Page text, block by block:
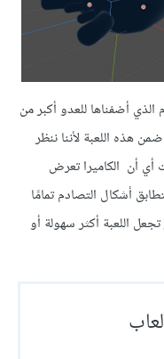
أضفناها للعدو أكبر من
هذه اللعبة لأننا ننظر
أي أن الكاميرا تعرض
أشكال التصادم تمامًا
اللعبة أكثر سهولة أو